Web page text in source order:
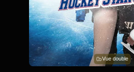
Vue double